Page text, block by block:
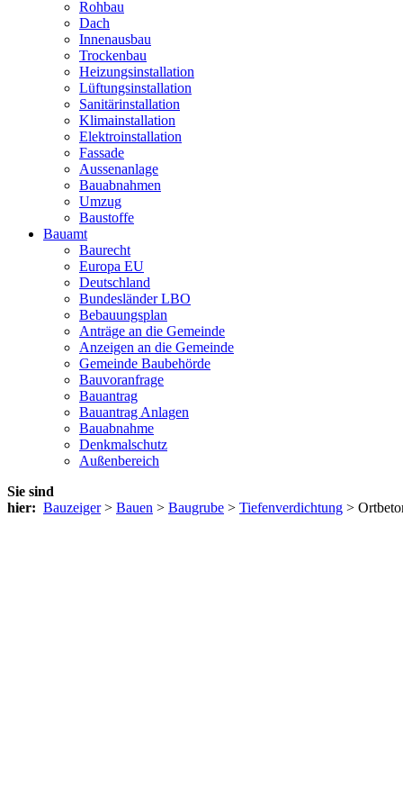
Rohbau
Dach
Innenausbau
Trockenbau
Heizungsinstallation
Lüftungsinstallation
Sanitärinstallation
Klimainstallation
Elektroinstallation
Fassade
Aussenanlage
Bauabnahmen
Umzug
Baustoffe
Bauamt
Baurecht
Europa EU
Deutschland
Bundesländer LBO
Bebauungsplan
Anträge an die Gemeinde
Anzeigen an die Gemeinde
Gemeinde Baubehörde
Bauvoranfrage
Bauantrag
Bauantrag Anlagen
Bauabnahme
Denkmalschutz
Außenbereich
Sie sind
hier: Bauzeiger> Bauen > Baugrube > Tiefenverdichtung >